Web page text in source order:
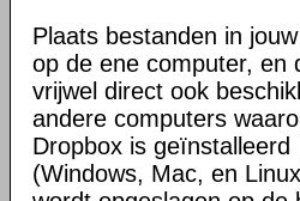
Plaats bestanden in jouw
op de ene computer, en
vrijwel direct ook
andere computers
Dropbox is geïnstalleerd
(Windows, Mac, en